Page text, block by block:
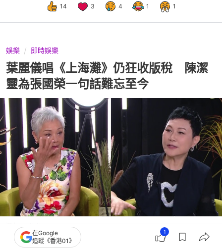
14 3 4 1 1
娛樂 即時娛樂
葉麗儀唱《上海灘》仍狂收版稅 陳潔
靈為張國榮一句話難忘至今
撰文：吳順芯
出版：2026-07-12 15:30
在Google
追蹤《香港01》
1